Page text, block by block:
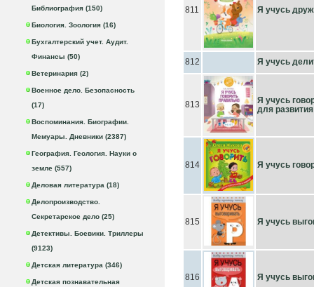
Библиография (150)
Биология. Зоология (16)
Бухгалтерский учет. Аудит.
Финансы (50)
Ветеринария (2)
Военное дело. Безопасность
(17)
Воспоминания. Биографии.
Мемуары. Дневники (2387)
География. Геология. Науки о
земле (557)
Деловая литература (18)
Делопроизводство.
Секретарское дело (25)
Детективы. Боевики. Триллеры
(9123)
Детская литература (346)
Детская познавательная
811 Я учусь
812 Я учусь
813
Я учусь
для
814 Я учусь
815 Я учусь
816 Я учусь